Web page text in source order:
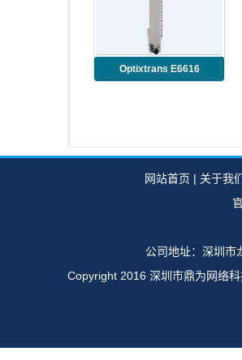
Optixtrans E6616
网站首页 | 关于我
公司地址：深圳市
Copyright 2016 深圳市鼎为网络